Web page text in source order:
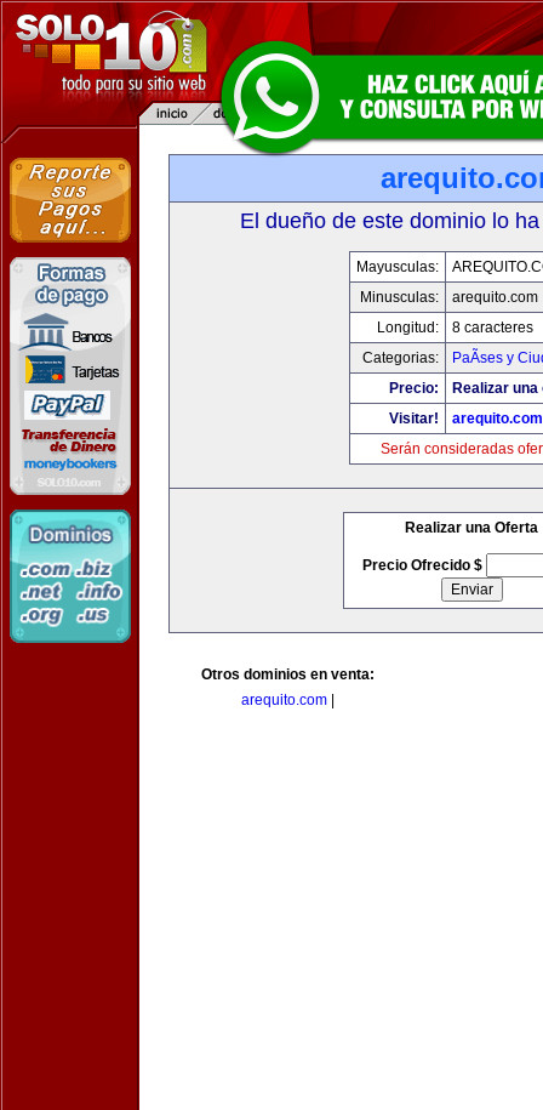
El dueño de este dominio lo
Mayusculas:
Minusculas:
arequito.com
Longitud:
8 caracteres
Categorias:
PaÃ­ses y
Precio:
Realizar
Visitar!
arequito.com
Serán consideradas
Realizar una Oferta
Precio Ofrecido $
Otros dominios en venta:
arequito.com